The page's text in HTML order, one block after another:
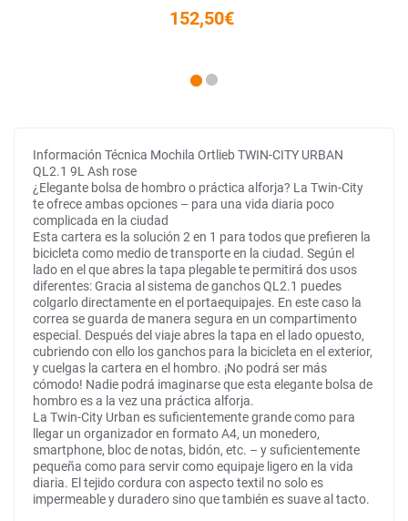
152,50€
Información Técnica Mochila Ortlieb TWIN-CITY URBAN
QL2.1 9L Ash rose
¿Elegante bolsa de hombro o práctica alforja? La Twin-City
te ofrece ambas opciones – para una vida diaria poco
complicada en la ciudad
Esta cartera es la solución 2 en 1 para todos que prefieren la
bicicleta como medio de transporte en la ciudad. Según el
lado en el que abres la tapa plegable te permitirá dos usos
diferentes: Gracia al sistema de ganchos QL2.1 puedes
colgarlo directamente en el portaequipajes. En este caso la
correa se guarda de manera segura en un compartimento
especial. Después del viaje abres la tapa en el lado opuesto,
cubriendo con ello los ganchos para la bicicleta en el exterior,
y cuelgas la cartera en el hombro. ¡No podrá ser más
cómodo! Nadie podrá imaginarse que esta elegante bolsa de
hombro es a la vez una práctica alforja.
La Twin-City Urban es suficientemente grande como para
llegar un organizador en formato A4, un monedero,
smartphone, bloc de notas, bidón, etc. – y suficientemente
pequeña como para servir como equipaje ligero en la vida
diaria. El tejido cordura con aspecto textil no solo es
impermeable y duradero sino que también es suave al tacto.